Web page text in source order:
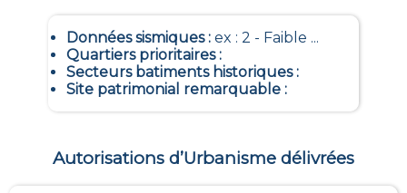
Données sismiques: ex : 2 - Faible ...
Quartiers prioritaires:
Secteurs batiments historiques:
Site patrimonial remarquable:
Autorisations d’Urbanisme délivrées